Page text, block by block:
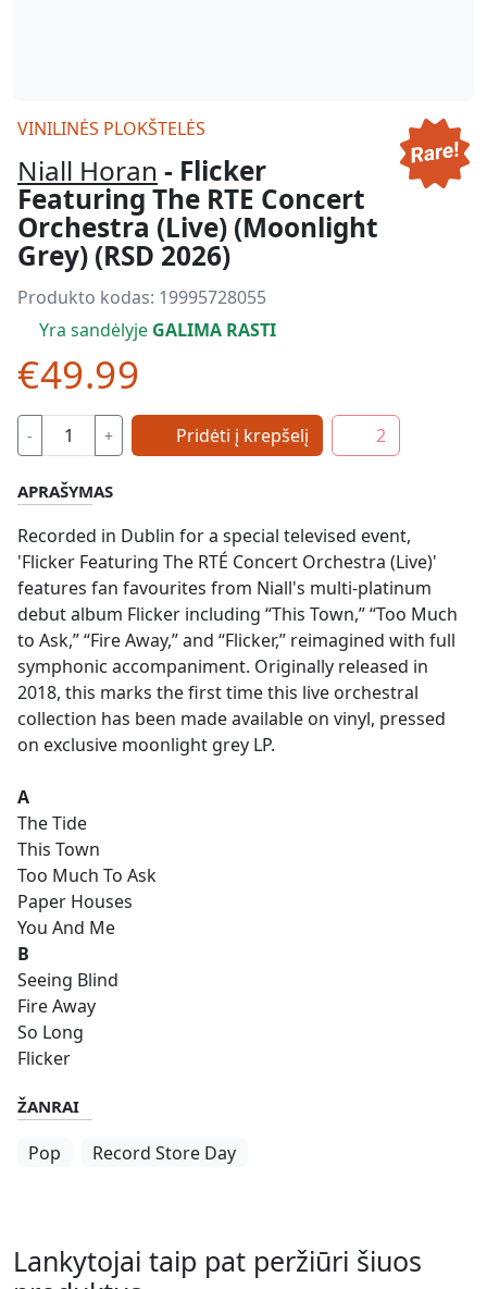
VINILINĖS PLOKŠTELĖS
Niall Horan - Flicker
Featuring The RTE Concert
Orchestra (Live) (Moonlight
Grey) (RSD 2026)
Produkto kodas: 19995728055
Yra sandėlyje GALIMA RASTI
€49.99
- + Pridėti į krepšelį 2
APRAŠYMAS
Recorded in Dublin for a special televised event,
'Flicker Featuring The RTÉ Concert Orchestra (Live)'
features fan favourites from Niall's multi-platinum
debut album Flicker including “This Town,” “Too Much
to Ask,” “Fire Away,” and “Flicker,” reimagined with full
symphonic accompaniment. Originally released in
2018, this marks the first time this live orchestral
collection has been made available on vinyl, pressed
on exclusive moonlight grey LP.
A
The Tide
This Town
Too Much To Ask
Paper Houses
You And Me
B
Seeing Blind
Fire Away
So Long
Flicker
ŽANRAI
Pop Record Store Day
Lankytojai taip pat peržiūri šiuos